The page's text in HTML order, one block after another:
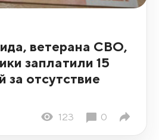
ветерана СВО,
заплатили 15
за отсутствие
123 0